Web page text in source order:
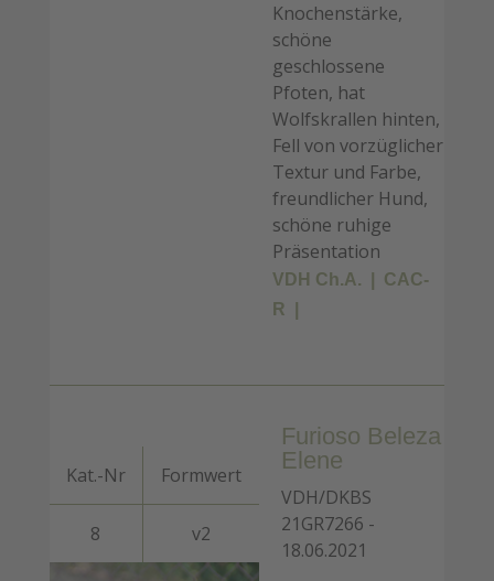
Knochenstärke,
schöne
geschlossene
Pfoten, hat
Wolfskrallen hinten,
Fell von vorzüglicher
Textur und Farbe,
freundlicher Hund,
schöne ruhige
Präsentation
VDH Ch.A.
CAC-
R
Kat.-Nr Formwert
8 v2
Furioso Beleza
Elene
VDH/DKBS
21GR7266 -
18.06.2021